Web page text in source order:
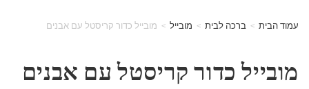
עמוד הבית > ברכה לבית > מובייל > מובייל כדור קריסטל עם אבנים
מובייל כדור קריסטל עם אבנים